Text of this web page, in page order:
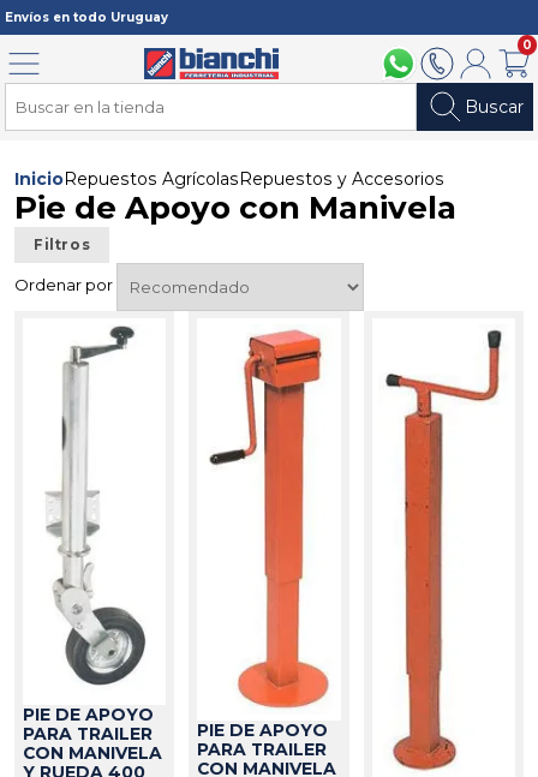
Envíos en todo Uruguay
094 211 1122902 2902Mi cuenta
0
Buscar
Menú
InicioRepuestos Agrícolas Repuestos y Accesorios
Pie de Apoyo con Manivela
Filtros
Ordenar por
PIE DE APOYO
PARA TRAILER
CON MANIVELA
Y RUEDA 400
PIE DE APOYO
PARA TRAILER
CON MANIVELA